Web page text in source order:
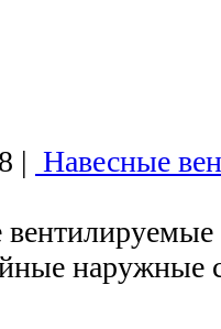
| Навесные
наружные